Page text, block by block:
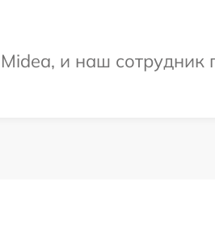
и наш сотрудник